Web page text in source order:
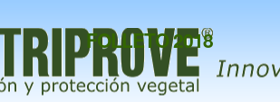
FOLLETO 2018